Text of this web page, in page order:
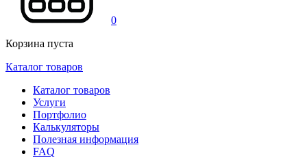
0
Корзина пуста
Каталог товаров
Каталог товаров
Услуги
Портфолио
Калькуляторы
Полезная информация
FAQ